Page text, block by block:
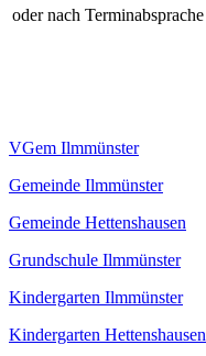
oder nach Terminabsprache
VGem Ilmmünster
Gemeinde Ilmmünster
Gemeinde Hettenshausen
Grundschule Ilmmünster
Kindergarten Ilmmünster
Kindergarten Hettenshausen